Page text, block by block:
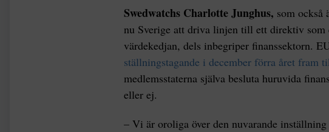
Swedwatchs Charlotte Junghus, som också
nu Sverige att driva linjen till ett direktiv
värdekedjan, dels inbegriper finanssektorn.
ställningstagande i december förra året fram
medlemsstaterna själva besluta huruvida
eller ej.
– Vi är oroliga över den nuvarande